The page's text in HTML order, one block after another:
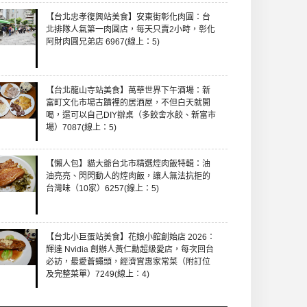
【台北忠孝復興站美食】安東街彰化肉圓：台
北排隊人氣第一肉圓店，每天只賣2小時，彰化
阿財肉圓兄弟店 6967(線上：5)
【台北龍山寺站美食】萬華世界下午酒場：新
富町文化市場古蹟裡的居酒屋，不但白天就開
喝，還可以自己DIY辦桌（多餃舍水餃、新富市
場）7087(線上：5)
【懶人包】貓大爺台北市精選焢肉飯特輯：油
油亮亮、閃閃動人的焢肉飯，讓人無法抗拒的
台灣味（10家）6257(線上：5)
【台北小巨蛋站美食】花娘小館創始店 2026：
輝達 Nvidia 創辦人黃仁勳超級愛店，每次回台
必訪，最愛蒼蠅頭，經濟實惠家常菜（附訂位
及完整菜單）7249(線上：4)